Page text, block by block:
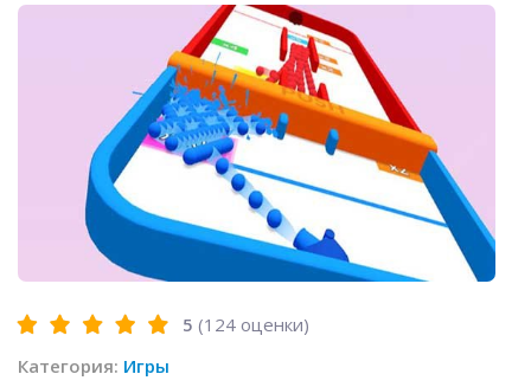
5 (124 оценки)
Категория: Игры